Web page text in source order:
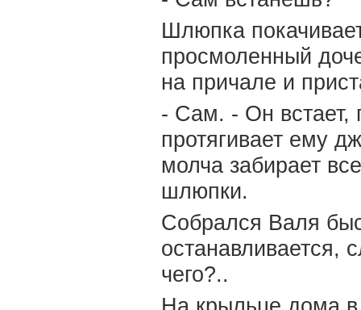
Шлюпка
просмоленный
на причале и
- Сам. - Он встает,
протягивает ему
молча забирает
шлюпки.
Собрался Валя
останавливается,
чего?..